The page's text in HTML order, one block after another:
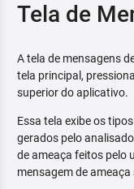
Tela de
A tela de mensagens
tela principal,
superior do aplicativo.
Essa tela exibe os
gerados pelo
de ameaça feitos pelo
mensagem de ameaça